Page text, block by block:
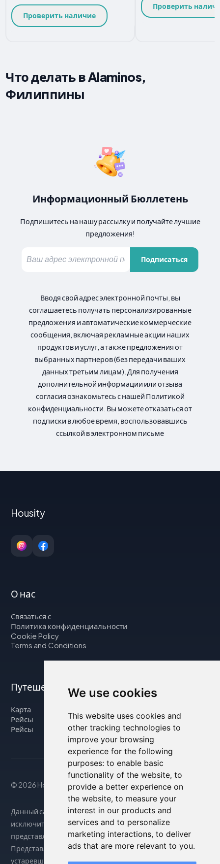
We use cookies
This website uses cookies and
other tracking technologies to
improve your browsing
experience for the following
purposes: to enable basic
functionality of the website, to
provide a better experience on
the website, to measure your
interest in our products and
services and to personalize
marketing interactions, to deliver
ads that are more relevant to you.
Проверить наличие
Проверить
Что делать в Alaminos,
Филиппины
Информационный Бюллетень
Подпишитесь на нашу рассылку и получайте лучшие
предложения!
Подписаться
Вводя свой адрес электронной почты, вы
соглашаетесь получать персонализированные
предложения и автоматические коммерческие
сообщения, включая рекламные акции наших
продуктов и услуг, а также предложения от
выбранных партнеров (без передачи ваших
данных третьим лицам). Для получения
дополнительной информации или отзыва
согласия ознакомьтесь с нашей Политикой
конфиденциальности. Вы можете отказаться от
подписки в любое время, воспользовавшись
ссылкой в электронном письме
Housity
О нас
Связаться с
Политика конфиденциальности
Cookie Policy
Terms and Conditions
Путешествуйте с нами
Карта
Рейсы
Рейсы
© 2026 Housity.net
Данный сайт предоставляет информацию
исключительно в справочных целях и никак не связан с
представленными на нем объектами размещения.
Представленная информация может быть неточной или
устаревшей, поэтому за точными сведениями